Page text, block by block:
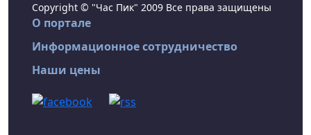
Copyright © "Час Пик" 2009 Все права защищены
О портале
Информационное сотрудничество
Наши цены